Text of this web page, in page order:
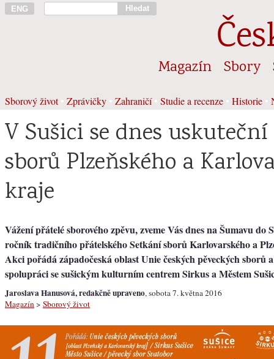
ENG Hledat
Magazín Sbory
Sborový život• Zprávičky Zahraničí• Studie a recenze Historie
V Sušici se dnes uskuteční
sborů Plzeňského a
kraje
Vážení přátelé sborového zpěvu, zveme Vás dnes na Šumavu do
ročník tradičního přátelského Setkání sborů Karlovarského a
Akci pořádá západočeská oblast Unie českých pěveckých sborů
spolupráci se sušickým kulturním centrem Sirkus a Městem
Jaroslava Hanusová, redakčně upraveno, sobota 7. května 2016
Magazín > Sborový život